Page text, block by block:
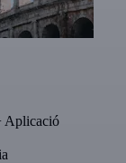
Aplicació